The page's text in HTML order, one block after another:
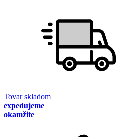
Tovar skladom
expedujeme
okamžite